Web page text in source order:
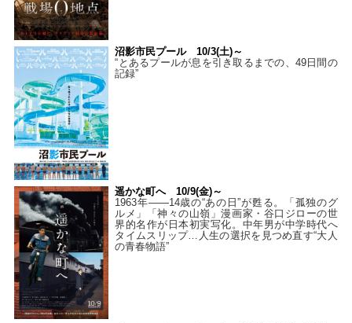
沼影市民プール 10/3(土)～
“とあるプールが息を引き取るまでの、49日間の
記録”
遥かな町へ 10/9(金)～
1963年――14歳の“あの日”が甦る。「孤独のグ
ルメ」「神々の山嶺」漫画家・谷口ジローの世
界的名作が日本初実写化。中年男が中学時代へ
タイムスリップ…人生の選択を見つめ直す“大人
の青春物語”